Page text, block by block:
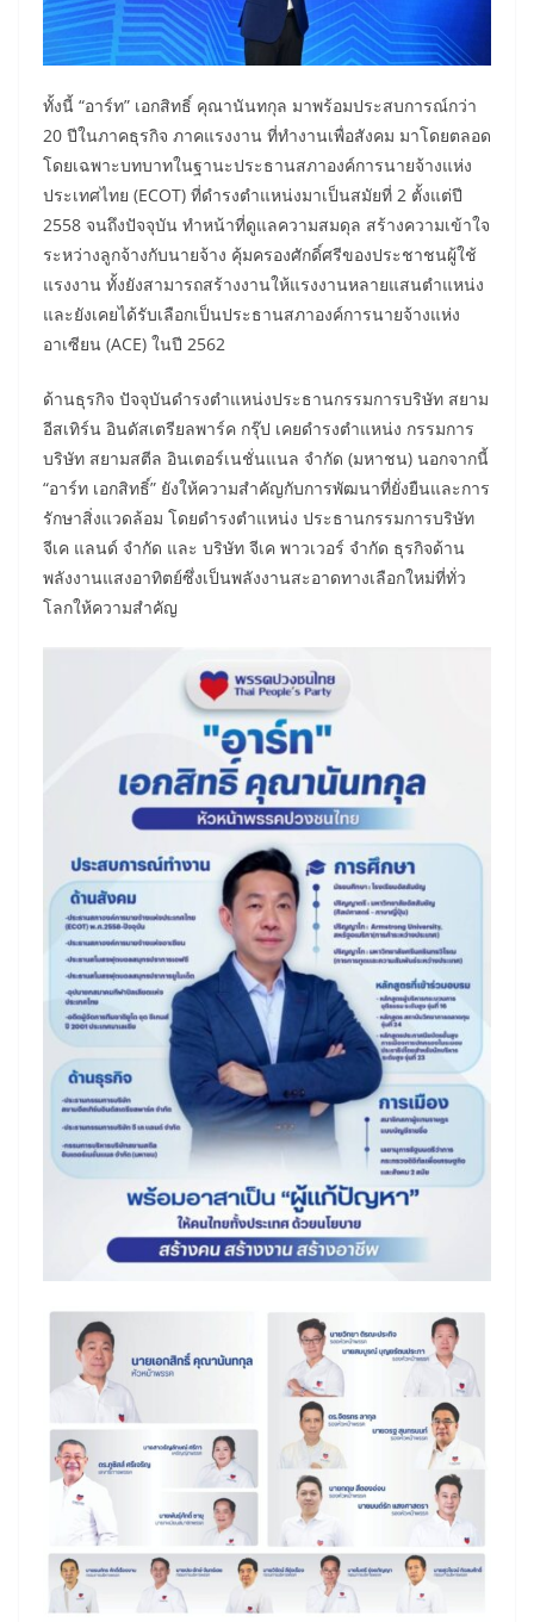
ทั้งนี้ “อาร์ท” เอกสิทธิ์ คุณานันทกุล มาพร้อมประสบการณ์กว่า
20 ปีในภาคธุรกิจ ภาคแรงงาน ที่ทำงานเพื่อสังคม มาโดยตลอด
โดยเฉพาะบทบาทในฐานะประธานสภาองค์การนายจ้างแห่ง
ประเทศไทย (ECOT) ที่ดำรงตำแหน่งมาเป็นสมัยที่ 2 ตั้งแต่ปี
2558 จนถึงปัจจุบัน ทำหน้าที่ดูแลความสมดุล สร้างความเข้าใจ
ระหว่างลูกจ้างกับนายจ้าง คุ้มครองศักดิ์ศรีของประชาชนผู้ใช้
แรงงาน ทั้งยังสามารถสร้างงานให้แรงงานหลายแสนตำแหน่ง
และยังเคยได้รับเลือกเป็นประธานสภาองค์การนายจ้างแห่ง
อาเซียน (ACE) ในปี 2562 ​​​​​​​​​
ด้านธุรกิจ ปัจจุบันดำรงตำแหน่งประธานกรรมการบริษัท สยาม
อีสเทิร์น อินดัสเตรียลพาร์ค กรุ๊ป เคยดำรงตำแหน่ง กรรมการ
บริษัท สยามสตีล อินเตอร์เนชั่นแนล จำกัด (มหาชน) นอกจากนี้
“อาร์ท เอกสิทธิ์” ยังให้ความสำคัญกับการพัฒนาที่ยั่งยืนและการ
รักษาสิ่งแวดล้อม โดยดำรงตำแหน่ง ประธานกรรมการบริษัท
จีเค แลนด์ จำกัด และ บริษัท จีเค พาวเวอร์ จำกัด ธุรกิจด้าน
พลังงานแสงอาทิตย์ซึ่งเป็นพลังงานสะอาดทางเลือกใหม่ที่ทั่ว
โลกให้ความสำคัญ